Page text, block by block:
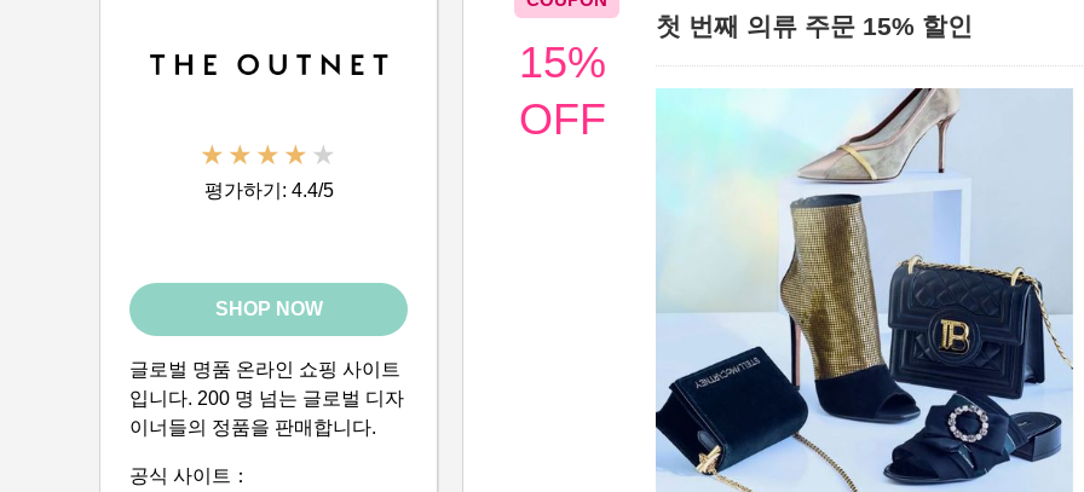
15%
OFF
첫 번째 의류 주문 15% 할인
평가하기: 4.4/5
SHOP NOW
글로벌 명품 온라인 쇼핑 사이트
입니다. 200 명 넘는 글로벌 디자
이너들의 정품을 판매합니다.
공식 사이트：